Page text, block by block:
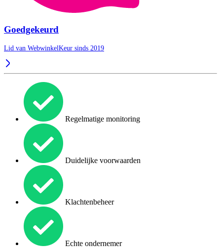
Goedgekeurd
Lid van WebwinkelKeur sinds 2019
Regelmatige monitoring
Duidelijke voorwaarden
Klachtenbeheer
Echte ondernemer